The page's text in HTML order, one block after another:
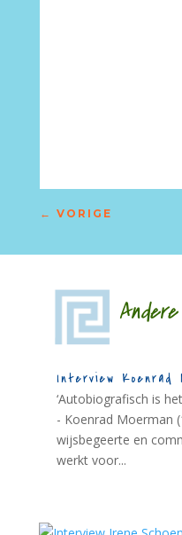
← VORIGE
Andere
Interview Koenrad
‘Autobiografisch is
- Koenrad Moerman
wijsbegeerte en
werkt voor...